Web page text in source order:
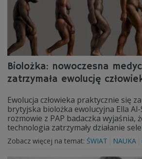
Biolożka: nowoczesna
zatrzymała ewolucję
Ewolucja człowieka praktycznie się
brytyjska biolożka ewolucyjna Ella
rozmowie z PAP badaczka wyjaśnia,
technologia zatrzymały działanie
Zobacz więcej na temat: ŚWIAT NAUKA